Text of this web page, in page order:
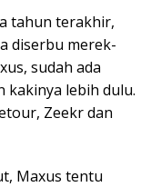
tahun terakhir,
diserbu merek-
sudah ada
kakinya lebih dulu.
Zeekr dan
Maxus tentu